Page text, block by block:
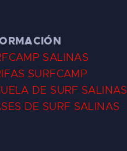
SALINAS
SURFCAMP
DE SURF SALINAS
DE SURF SALINAS